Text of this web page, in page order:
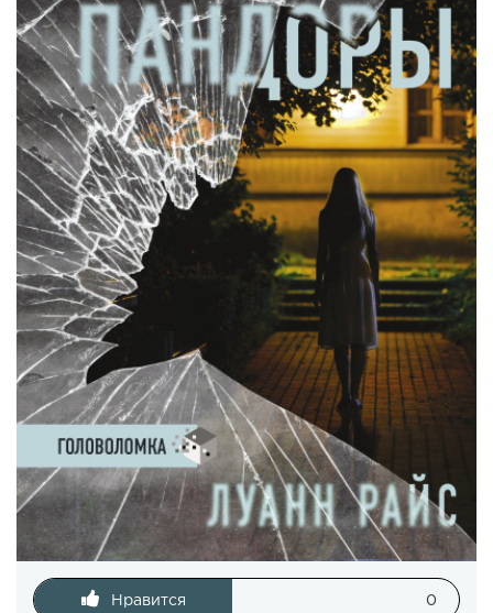
Нравится 0